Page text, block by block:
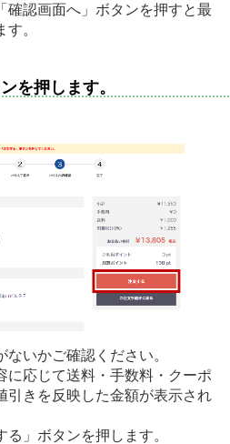
確認画面へ」ボタンを押すと最
。
を押します。
いかご確認ください。
に応じて送料・手数料・クーポ
引きを反映した金額が表示され
」ボタンを押します。